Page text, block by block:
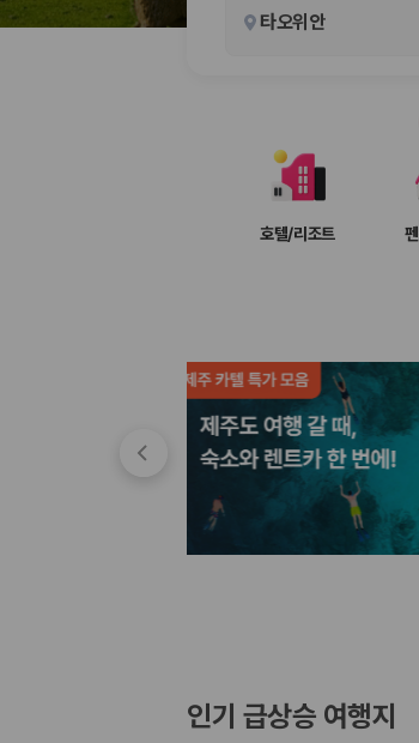
제주도 렌트카는 업체마다 차량 가격, 보험 조건, 면책금
일반자차, 완전자차, 슈퍼자차의
셔틀 이동, 인수 위치, 반
비교 후 원하는 차량을 바로 예약할 수
제주렌트카 최저가는 차량 기본요금만으로 판단하기
2. 보험 조건은 가격만큼 중요합니다
완전자차와 슈퍼자차는 업체별 보장 범위가 다를 수 있
3. 제주공항 접근성과 셔틀 조건을 함께 확인하세요
제주 렌트카는 차량 인수 위치와 셔틀 편의성에 따라 실
커플·친구 여행에서 많이 선택되며 가격과 승차감
타오위안
호텔/리조트
인기 급상승 여행지